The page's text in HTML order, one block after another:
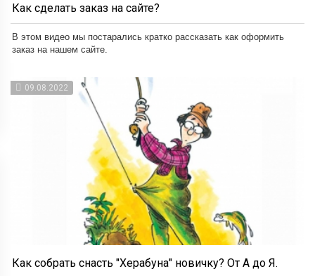
Как сделать заказ на сайте?
В этом видео мы постарались кратко рассказать как оформить
заказ на нашем сайте.
09.08.2022
Как собрать снасть "Херабуна" новичку? От А до Я.